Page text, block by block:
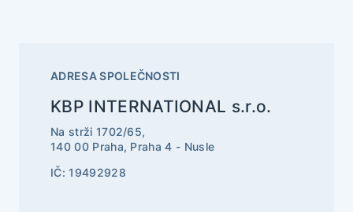
ADRESA SPOLEČNOSTI
KBP INTERNATIONAL s.r.o.
Na strži 1702/65,
140 00 Praha, Praha 4 - Nusle
IČ: 19492928